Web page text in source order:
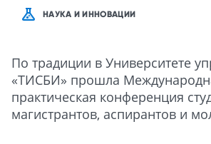
НАУКА И ИННОВАЦИИ
По традиции в Университете
«ТИСБИ» прошла
практическая конференция
магистрантов, аспирантов и